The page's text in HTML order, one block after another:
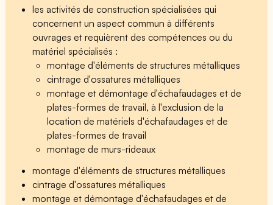
les activités de construction spécialisées qui
concernent un aspect commun à différents
ouvrages et requièrent des compétences ou du
matériel spécialisés :
montage d'éléments de structures métalliques
cintrage d'ossatures métalliques
montage et démontage d'échafaudages et de
plates-formes de travail, à l'exclusion de la
location de matériels d'échafaudages et de
plates-formes de travail
montage de murs-rideaux
montage d'éléments de structures métalliques
cintrage d'ossatures métalliques
montage et démontage d'échafaudages et de